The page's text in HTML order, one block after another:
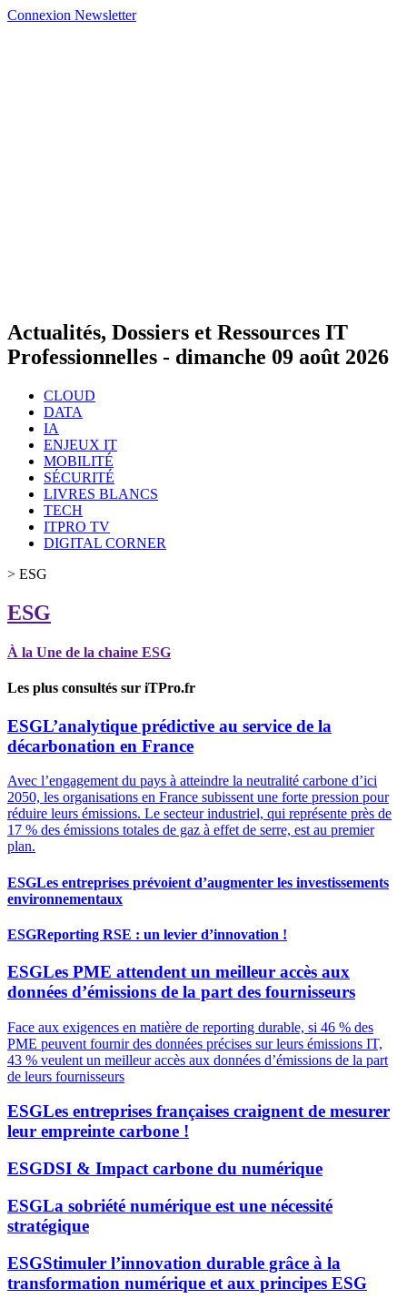
Connexion Newsletter
Actualités, Dossiers et Ressources IT
Professionnelles - dimanche 09 août 2026
CLOUD
DATA
IA
ENJEUX IT
MOBILITÉ
SÉCURITÉ
LIVRES BLANCS
TECH
ITPRO TV
DIGITAL CORNER
> ESG
ESG
À la Une de la chaine ESG
Les plus consultés sur iTPro.fr
ESGL’analytique prédictive au service de la
décarbonation en France
Avec l’engagement du pays à atteindre la neutralité carbone d’ici
2050, les organisations en France subissent une forte pression pour
réduire leurs émissions. Le secteur industriel, qui représente près de
17 % des émissions totales de gaz à effet de serre, est au premier
plan.
ESGLes entreprises prévoient d’augmenter les investissements
environnementaux
ESGReporting RSE : un levier d’innovation !
ESGLes PME attendent un meilleur accès aux
données d’émissions de la part des fournisseurs
Face aux exigences en matière de reporting durable, si 46 % des
PME peuvent fournir des données précises sur leurs émissions IT,
43 % veulent un meilleur accès aux données d’émissions de la part
de leurs fournisseurs
ESGLes entreprises françaises craignent de mesurer
leur empreinte carbone !
ESGDSI & Impact carbone du numérique
ESGLa sobriété numérique est une nécessité
stratégique
ESGStimuler l’innovation durable grâce à la
transformation numérique et aux principes ESG